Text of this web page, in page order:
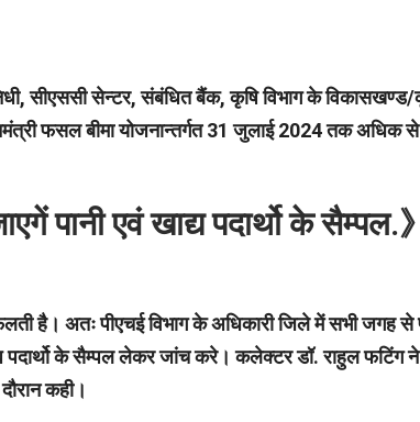
सीएससी सेन्टर, संबंधित बैंक, कृषि विभाग के विकासखण्ड/
फसल बीमा योजनान्तर्गत 31 जुलाई 2024 तक
पानी एवं खाद्य पदार्थो के सैम्पल.
है। अतः पीएचई विभाग के अधिकारी जिले में सभी जगह से
पदार्थो के सैम्पल लेकर जांच करे। कलेक्टर डॉ. राहुल फटिंग
कही।